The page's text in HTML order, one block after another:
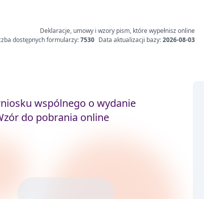
Deklaracje, umowy i wzory pism, które wypełnisz online
dostępnych formularzy:7530 Data aktualizacji bazy:2026-08-03
wspólnego o wydanie
do pobrania online